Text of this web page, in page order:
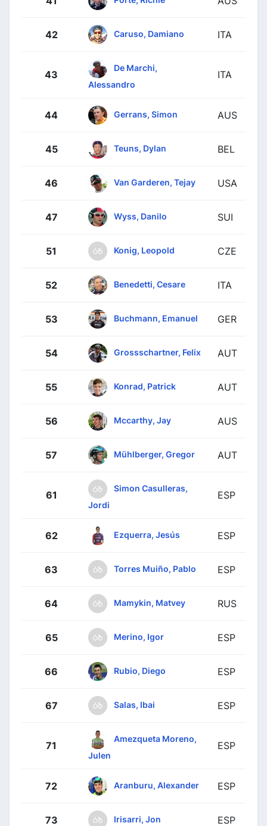
42 Caruso, Damiano ITA
43
De Marchi,
Alessandro
ITA
44 Gerrans, Simon AUS
45 Teuns, Dylan BEL
46 Van Garderen, Tejay USA
47 Wyss, Danilo SUI
51 Konig, Leopold CZE
52 Benedetti, Cesare ITA
53 Buchmann, Emanuel GER
54 Grossschartner, Felix AUT
55 Konrad, Patrick AUT
56 Mccarthy, Jay AUS
57 Mühlberger, Gregor AUT
61
Simon Casulleras,
Jordi
ESP
62 Ezquerra, Jesús ESP
63 Torres Muiño, Pablo ESP
64 Mamykin, Matvey RUS
65 Merino, Igor ESP
66 Rubio, Diego ESP
67 Salas, Ibai ESP
71
Amezqueta Moreno,
Julen
ESP
72 Aranburu, Alexander ESP
73 Irisarri, Jon ESP